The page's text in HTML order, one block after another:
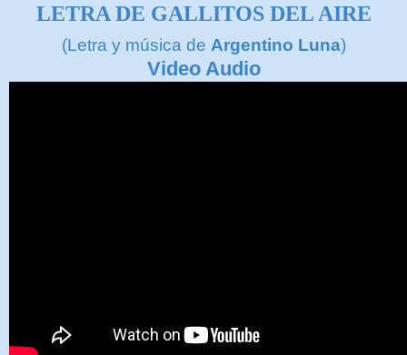
LETRA DE GALLITOS DEL AIRE
(Letra y música de Argentino Luna)
Video Audio